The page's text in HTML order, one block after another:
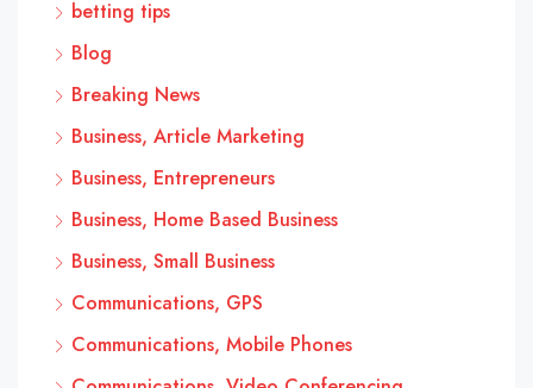
betting tips
Blog
Breaking News
Business, Article Marketing
Business, Entrepreneurs
Business, Home Based Business
Business, Small Business
Communications, GPS
Communications, Mobile Phones